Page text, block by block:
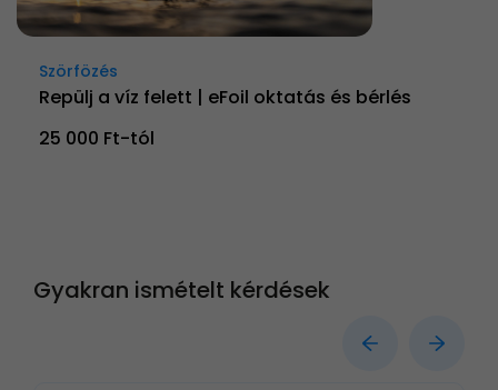
Szörfözés
Repülj a víz felett | eFoil oktatás és bérlés
25 000 Ft-tól
Gyakran ismételt kérdések